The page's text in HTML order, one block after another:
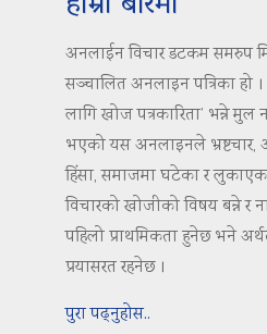
अनलाईन विचार डटकम समरुप
सञ्चालित अनलाइन पत्रिका हो
लागि खोज पत्रकारिता’ भन्ने मुल
भएको यस अनलाइनले भ्रष्टचार,
हिंसा, समाजमा घटेका र
विचारको खोजीको विषय बन्ने र
पहिलो प्राथमिकता हुनेछ भने
प्रयासरत रहनेछ ।
पुरा पढ्नुहोस..